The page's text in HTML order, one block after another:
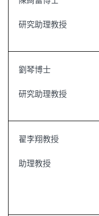
研究助理教授
劉琴博士
研究助理教授
翟李翔教授
助理教授